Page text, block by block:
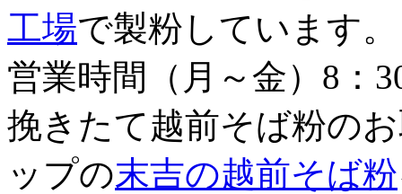
工場で製粉しています。
営業時間（月～金）8：
挽きたて越前そば粉の
ップの末吉の越前そば粉